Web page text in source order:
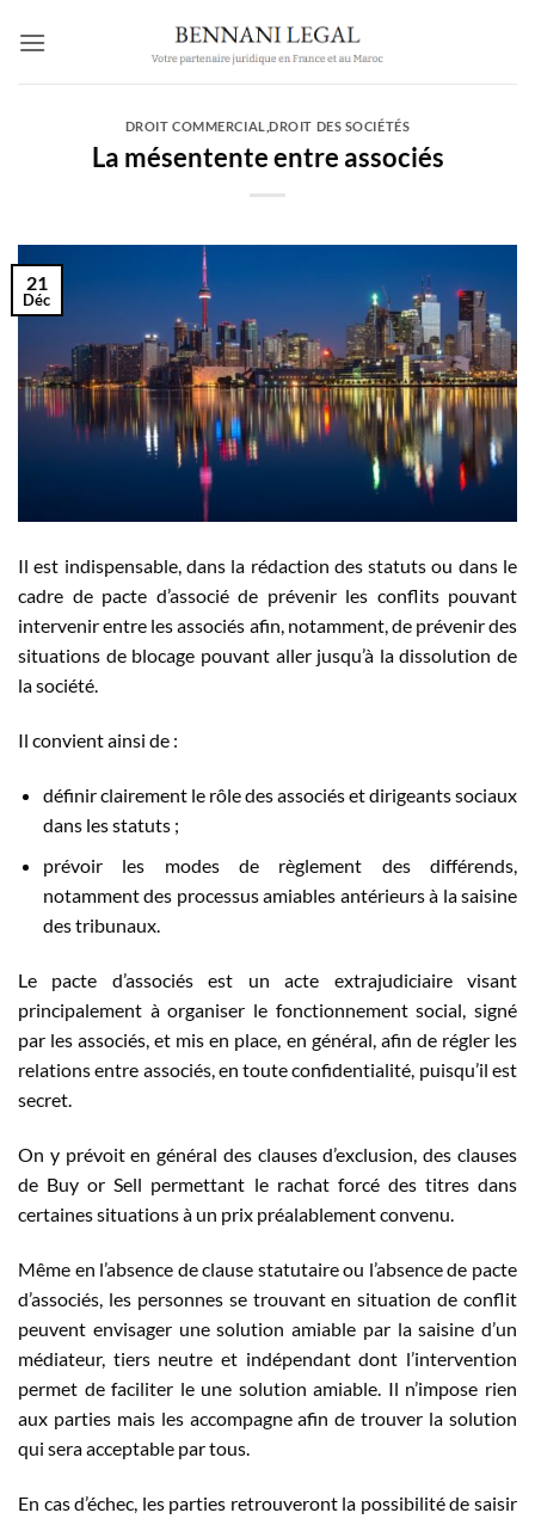
DROIT COMMERCIAL ,DROIT DES SOCIÉTÉS
La mésentente entre associés
21
Déc
Il est indispensable, dans la rédaction des statuts ou dans le
cadre de pacte d’associé de prévenir les conflits pouvant
intervenir entre les associés afin, notamment, de prévenir des
situations de blocage pouvant aller jusqu’à la dissolution de
la société.
Il convient ainsi de :
définir clairement le rôle des associés et dirigeants sociaux
dans les statuts ;
prévoir les modes de règlement des différends,
notamment des processus amiables antérieurs à la saisine
des tribunaux.
Le pacte d’associés est un acte extrajudiciaire visant
principalement à organiser le fonctionnement social, signé
par les associés, et mis en place, en général, afin de régler les
relations entre associés, en toute confidentialité, puisqu’il est
secret.
On y prévoit en général des clauses d’exclusion, des clauses
de Buy or Sell permettant le rachat forcé des titres dans
certaines situations à un prix préalablement convenu.
Même en l’absence de clause statutaire ou l’absence de pacte
d’associés, les personnes se trouvant en situation de conflit
peuvent envisager une solution amiable par la saisine d’un
médiateur, tiers neutre et indépendant dont l’intervention
permet de faciliter le une solution amiable. Il n’impose rien
aux parties mais les accompagne afin de trouver la solution
qui sera acceptable par tous.
En cas d’échec, les parties retrouveront la possibilité de saisir